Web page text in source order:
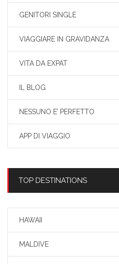
GENITORI SINGLE
VIAGGIARE IN GRAVIDANZA
VITA DA EXPAT
IL BLOG
NESSUNO E’ PERFETTO
APP DI VIAGGIO
TOP DESTINATIONS
HAWAII
MALDIVE